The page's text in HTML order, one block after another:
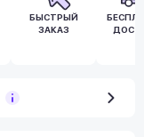
БЫСТРЫЙ
ЗАКАЗ